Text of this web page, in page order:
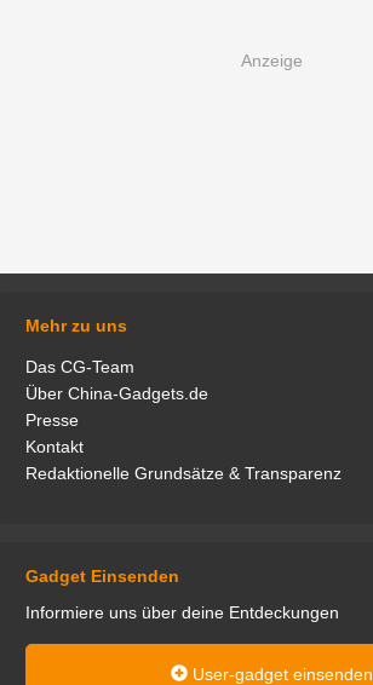
Mehr zu uns
Das CG-Team
Über China-Gadgets.de
Presse
Kontakt
Redaktionelle Grundsätze & Transparenz
Gadget Einsenden
Informiere uns über deine Entdeckungen
User-gadget einsenden